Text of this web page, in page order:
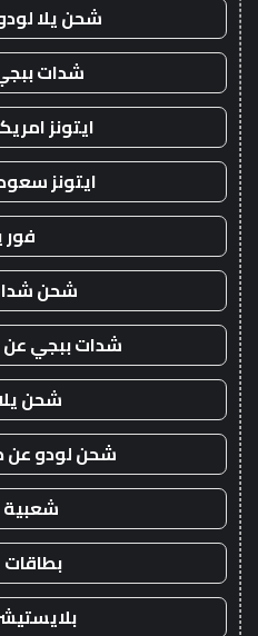
شحن يلا
شدات
ايتونز
ايتونز
فور
شحن
شدات ببجي عن
شحن
شحن لودو عن
بطاقات